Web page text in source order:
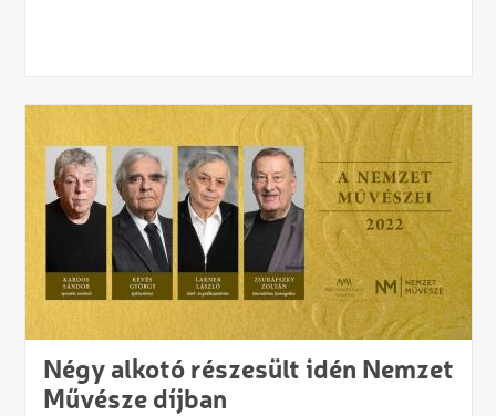
Négy alkotó részesült idén Nemzet
Művésze díjban